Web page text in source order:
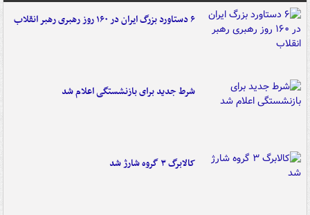
۶ دستاورد بزرگ ایران در ۱۶۰ روز رهبری رهبر انقلاب
شرط جدید برای بازنشستگی اعلام شد
کالابرگ ۳ گروه شارژ شد